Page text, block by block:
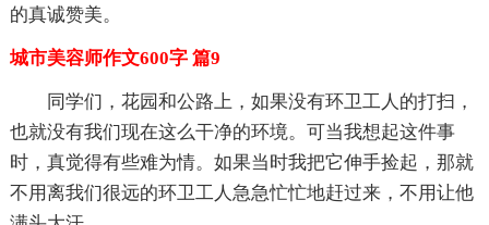
的真诚赞美。
城市美容师作文600字 篇9
同学们，花园和公路上，如果没有环卫工人的打扫，
也就没有我们现在这么干净的环境。可当我想起这件事
时，真觉得有些难为情。如果当时我把它伸手捡起，那就
不用离我们很远的环卫工人急急忙忙地赶过来，不用让他